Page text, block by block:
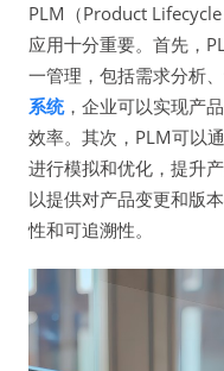
PLM（Product
应用十分重要。首先，
一管理，包括需求分析
系统，企业可以实现产
效率。其次，PLM可以
进行模拟和优化，提升
以提供对产品变更和版
性和可追溯性。